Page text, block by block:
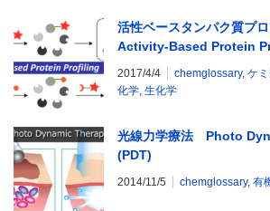
活性ベースタンパク質プ
Activity-Based Protein
2017/4/4 chemglossary, ケ
化学 生化学
光線力学療法 Photo
(PDT)
2014/11/5 chemglossary, 有